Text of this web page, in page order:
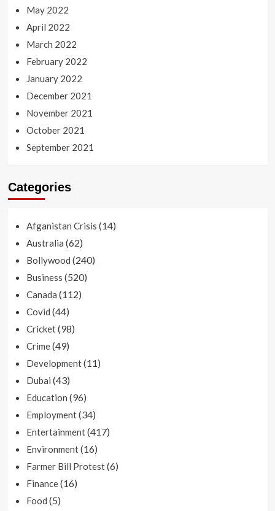
May 2022
April 2022
March 2022
February 2022
January 2022
December 2021
November 2021
October 2021
September 2021
Categories
Afganistan Crisis (14)
Australia (62)
Bollywood (240)
Business (520)
Canada (112)
Covid (44)
Cricket(98)
Crime(49)
Development(11)
Dubai (43)
Education (96)
Employment(34)
Entertainment(417)
Environment(16)
Farmer Bill Protest(6)
Finance(16)
Food (5)